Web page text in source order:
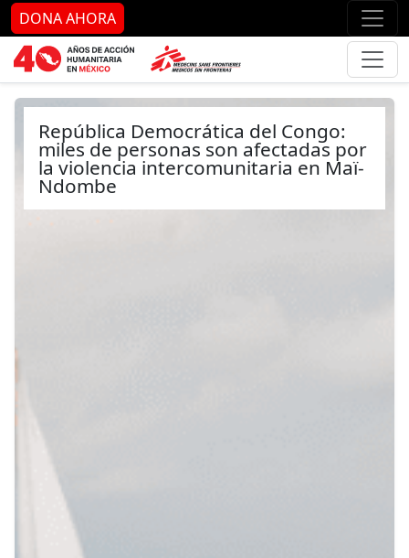
Ir al contenido principal Ir
DONA AHORA
República Democrática del Congo:
miles de personas son afectadas por
la violencia intercomunitaria en Maï-
Ndombe